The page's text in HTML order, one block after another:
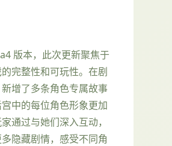
版本，此次更新聚焦于
完整性和可玩性。在剧
增了多条角色专属故事
中的每位角色形象更加
通过与她们深入互动，
隐藏剧情，感受不同角